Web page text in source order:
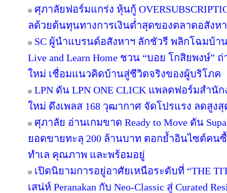
ศุภาลัยฟอร์มแกร่ง หุ้นกู้
ลด้วยต้นทุนทางการเงินต่ำสุดของตลาดอสังห
SC ผู้นำแบรนด์อสังหาฯ ลักชัวรี พลิกโฉมบ้า
Live and Learn Home ชวน “บอย โกสิยพงษ์”
ใหม่ เชื่อมแนวคิดบ้านสู่ชีวิตจริงของผู้บริโภค
LPN ดัน LPN ONE CLICK แพลตฟอร์มสำนั
ใหม่ ดึงเพลส 168 วุฒากาศ จัดโปรแรง ลดสูงสุ
ศุภาลัย อ่านเกมขาด Ready to Move ดัน
ยอดขายทะลุ 200 ล้านบาท ตอกย้ำอินไซต์คน
ทำเล คุณภาพ และพร้อมอยู่
เปิดนิยามการอยู่อาศัยเหนือระดับที่ “THE
เสน่ห์ Peranakan กับ Neo-Classic สู่ Curated